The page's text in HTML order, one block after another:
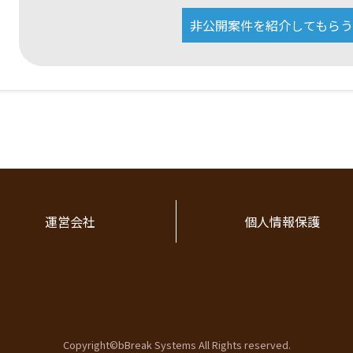
非公開案件を紹介してもらう
運営会社 個人情報保護
Copyright©bBreak Systems All Rights reserved.